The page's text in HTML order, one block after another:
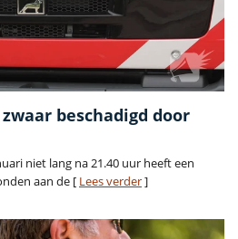
beschadigd door
niet lang na 21.40 uur heeft een
aan de [ Lees verder]